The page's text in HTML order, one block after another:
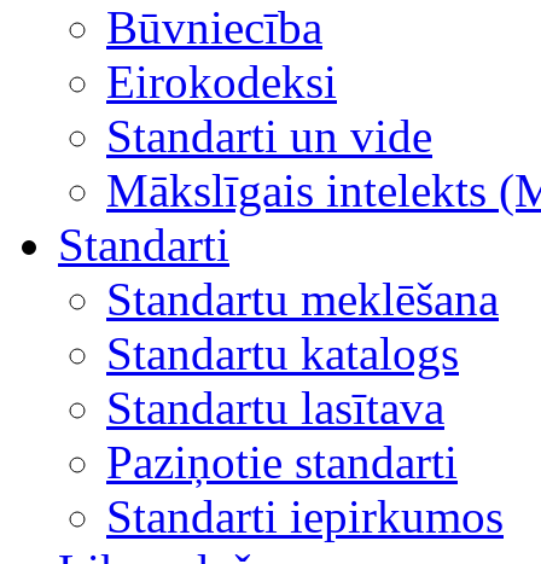
Būvniecība
Eirokodeksi
Standarti un vide
Mākslīgais intelekts
Standarti
Standartu meklēšana
Standartu katalogs
Standartu lasītava
Paziņotie standarti
Standarti iepirkumos